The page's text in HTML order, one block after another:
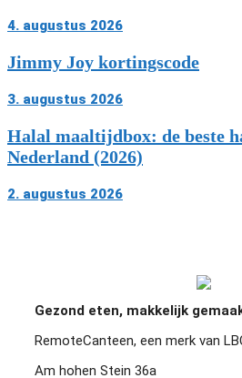
4. augustus 2026
Jimmy Joy kortingscode
3. augustus 2026
Halal maaltijdbox: de beste
Nederland (2026)
2. augustus 2026
Gezond eten, makkelijk
RemoteCanteen, een merk van
Am hohen Stein 36a
Belangrijkste kenmerken
Wat kost Upfront Creatine
prijs zich tot andere
laadfase nodig?